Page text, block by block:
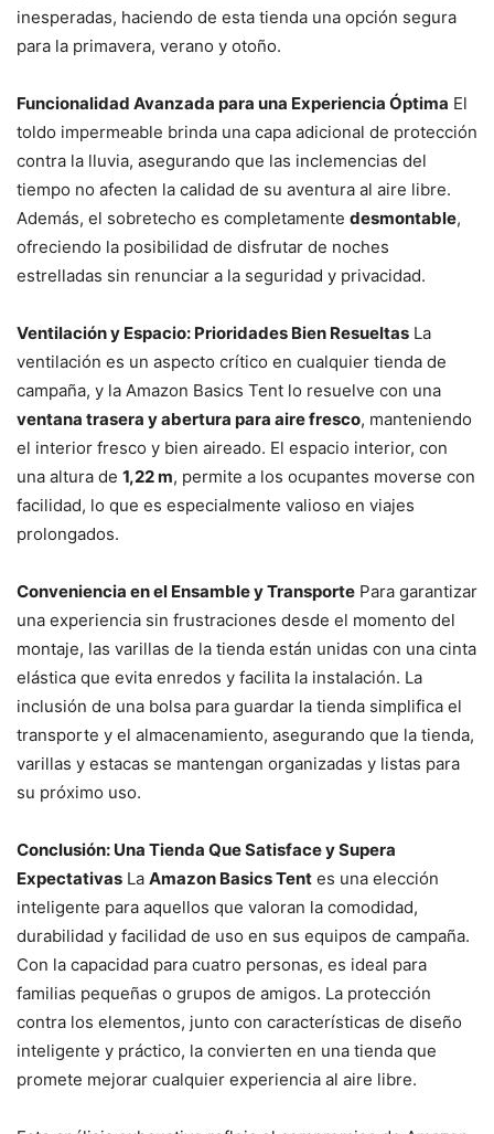
inesperadas, haciendo de esta tienda una opción segura
para la primavera, verano y otoño.
Funcionalidad Avanzada para una Experiencia Óptima El
toldo impermeable brinda una capa adicional de protección
contra la lluvia, asegurando que las inclemencias del
tiempo no afecten la calidad de su aventura al aire libre.
Además, el sobretecho es completamente desmontable,
ofreciendo la posibilidad de disfrutar de noches
estrelladas sin renunciar a la seguridad y privacidad.
Ventilación y Espacio: Prioridades Bien Resueltas La
ventilación es un aspecto crítico en cualquier tienda de
campaña, y la Amazon Basics Tent lo resuelve con una
ventana trasera y abertura para aire fresco, manteniendo
el interior fresco y bien aireado. El espacio interior, con
una altura de 1,22 m, permite a los ocupantes moverse con
facilidad, lo que es especialmente valioso en viajes
prolongados.
Conveniencia en el Ensamble y Transporte Para garantizar
una experiencia sin frustraciones desde el momento del
montaje, las varillas de la tienda están unidas con una cinta
elástica que evita enredos y facilita la instalación. La
inclusión de una bolsa para guardar la tienda simplifica el
transporte y el almacenamiento, asegurando que la tienda,
varillas y estacas se mantengan organizadas y listas para
su próximo uso.
Conclusión: Una Tienda Que Satisface y Supera
Expectativas La Amazon Basics Tent es una elección
inteligente para aquellos que valoran la comodidad,
durabilidad y facilidad de uso en sus equipos de campaña.
Con la capacidad para cuatro personas, es ideal para
familias pequeñas o grupos de amigos. La protección
contra los elementos, junto con características de diseño
inteligente y práctico, la convierten en una tienda que
promete mejorar cualquier experiencia al aire libre.